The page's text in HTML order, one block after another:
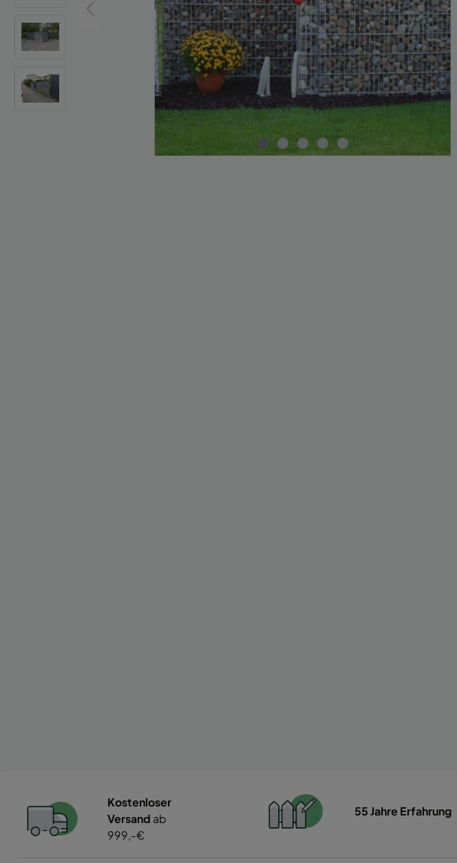
Zaun-Zubehör
Kostenloser
Versand ab
999,-€
55 Jahre Erfahrung